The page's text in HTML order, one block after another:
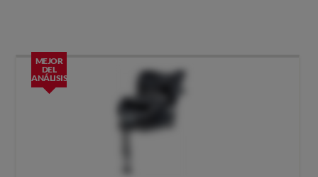
MEJOR
DEL
ANÁLISIS